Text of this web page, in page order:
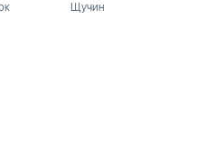
Щучин